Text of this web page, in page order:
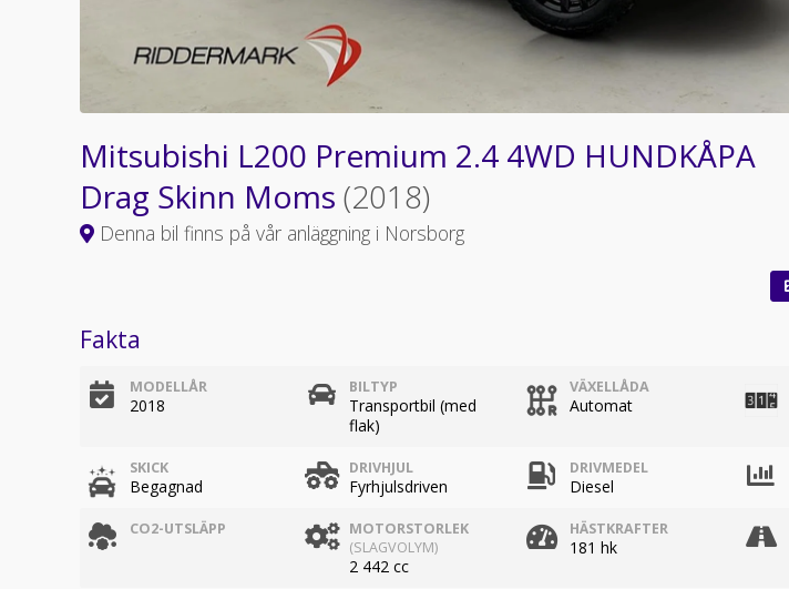
Mitsubishi L200 Premium 2.4 4WD HUNDKÅPA
Drag Skinn Moms (2018)
Denna bil finns på vår anläggning i Norsborg
Fakta
MODELLÅR
2018
BILTYP
Transportbil (med
flak)
VÄXELLÅDA
Automat
SKICK
Begagnad
DRIVHJUL
Fyrhjulsdriven
DRIVMEDEL
Diesel
CO2-UTSLÄPP
MOTORSTORLEK
(SLAGVOLYM)
2 442 cc
HÄSTKRAFTER
181 hk